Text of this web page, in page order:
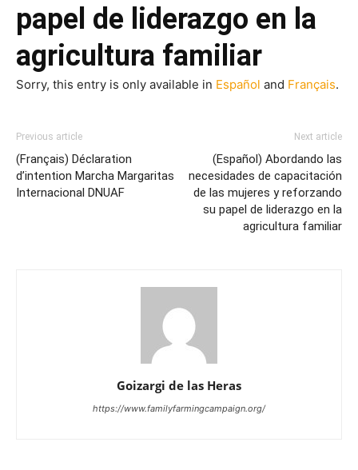
papel de liderazgo en la
agricultura familiar
Sorry, this entry is only available in Español and Français.
Previous article
(Français) Déclaration
d’intention Marcha Margaritas
Internacional DNUAF
Next article
(Español) Abordando las
necesidades de capacitación
de las mujeres y reforzando
su papel de liderazgo en la
agricultura familiar
Goizargi de las Heras
https://www.familyfarmingcampaign.org/